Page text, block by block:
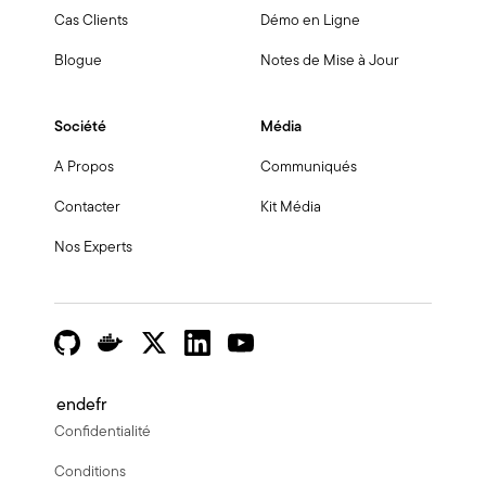
Cas Clients
Blogue
Démo en Ligne
Notes de Mise à Jour
Société
A Propos
Contacter
Nos Experts
Média
Communiqués
Kit Média
Confidentialité
Conditions
endefr